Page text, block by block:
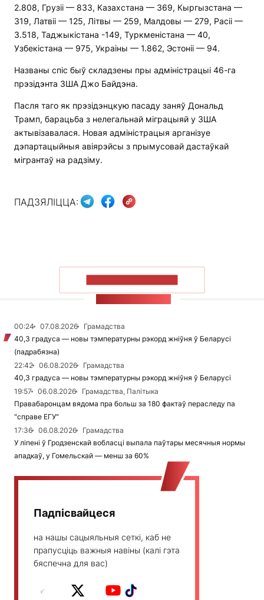
2.808, Грузіі — 833, Казахстана — 369, Кыргызстана —
319, Латвіі — 125, Літвы — 259, Малдовы — 279, Расіі —
3.518, Таджыкістана -149, Туркменістана — 40,
Узбекістана — 975, Украіны — 1.862, Эстоніі — 94.
Названы спіс быў складзены пры адміністрацыі 46-га
прэзідэнта ЗША Джо Байдэна.
Пасля таго як прэзідэнцкую пасаду заняў Дональд
Трамп, барацьба з нелегальнай міграцыяй у ЗША
актывізавалася. Новая адміністрацыя арганізуе
дэпартацыйныя авіярэйсы з прымусовай дастаўкай
мігрантаў на радзіму.
ПАДЗЯЛІЦЦА:
00:24 07.08.2026
Грамадства
40,3 градуса — новы тэмпературны рэкорд жніўня ў Беларусі
(падрабязна)
22:42
06.08.2026
Грамадства
40,3 градуса — новы тэмпературны рэкорд жніўня ў Беларусі
19:57
06.08.2026
Грамадства, Палітыка
Правабаронцам вядома пра больш за 180 фактаў пераследу па
"справе ЕГУ"
17:36
06.08.2026
Грамадства
У ліпені ў Гродзенскай вобласці выпала паўтары месячныя нормы
ападкаў, у Гомельскай — менш за 60%
Падпісвайцеся
на нашы сацыяльныя сеткі, каб не
прапусціць важныя навіны (калі гэта
бяспечна для вас)